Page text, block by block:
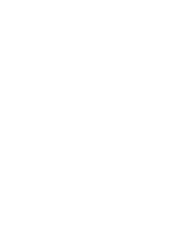
De mens kan niets
doet veel goede
niet doet; maar de
God hem niet heeft
Natuur en genade.
zegt tegen hen die,
wilden worden door
afvielen: "Als de
dan is Christus